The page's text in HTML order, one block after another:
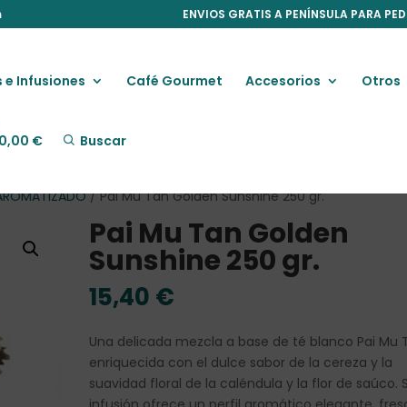
ENVIOS GRATIS A PENÍNSULA PARA
e Infusiones Café Gourmet Accesorios Otros
0,00 € Buscar
/ Pai Mu Tan Golden Sunshine 250 gr.
Pai Mu Tan Golden
Sunshine 250 gr.
15,40 €
Una delicada mezcla a base de té blanco Pai Mu
enriquecida con el dulce sabor de la cereza y la
suavidad floral de la caléndula y la flor de saúco.